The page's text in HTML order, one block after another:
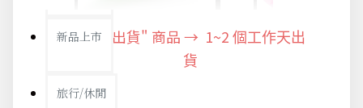
新品上市
旅行/休閒
"快速出貨" 商品 → 1~2 個工作天出
貨